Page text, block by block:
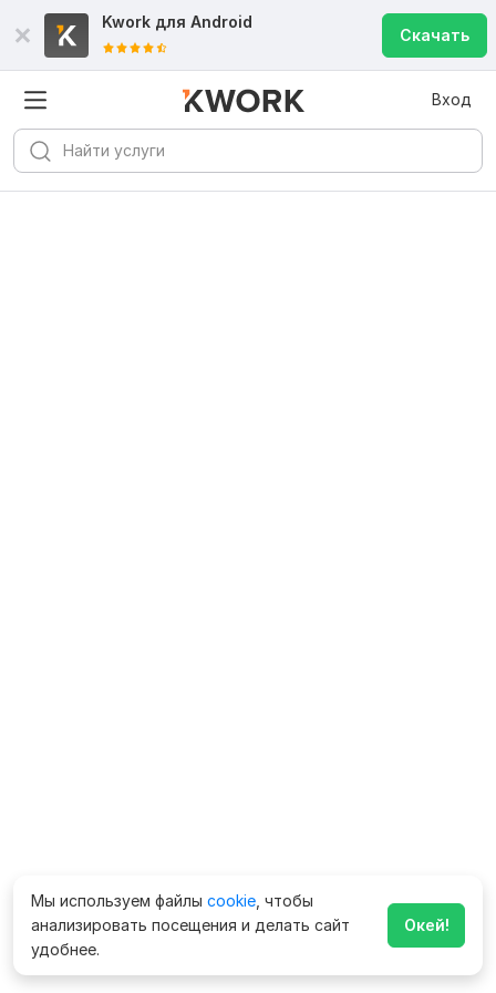
Kwork для Android
Скачать
Вход
Мы используем файлы cookie , чтобы
анализировать посещения и делать сайт
удобнее.
Окей!